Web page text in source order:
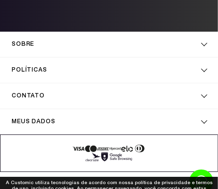
SOBRE
POLÍTICAS
CONTATO
MEUS DADOS
A Customic utiliza tecnologias de acordo com nossa política de privacidade e termos